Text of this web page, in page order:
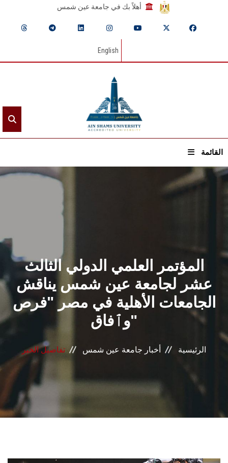
أهلاً بك في جامعة عين شمس
English
القائمة
القطاعـات
الشئون الأكاديمية
البحث العلمي
الرعاية الصحية
المراكز والوحدات
الأنظمة الذكية
الإعلام
الطلاب
المؤتمر العلمي الدولي الثالث
عشر لجامعة عين شمس يناقش
الجامعات الأهلية في مصر "فرص
وٱفاق"
الرئيسية أخبار جامعة عين شمس تفاصيل الخبر